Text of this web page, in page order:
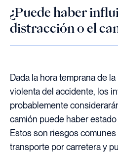
¿Puede haber
distracción o el
Dada la hora temprana de
violenta del accidente, los
probablemente
camión puede haber
Estos son riesgos
transporte por carretera y